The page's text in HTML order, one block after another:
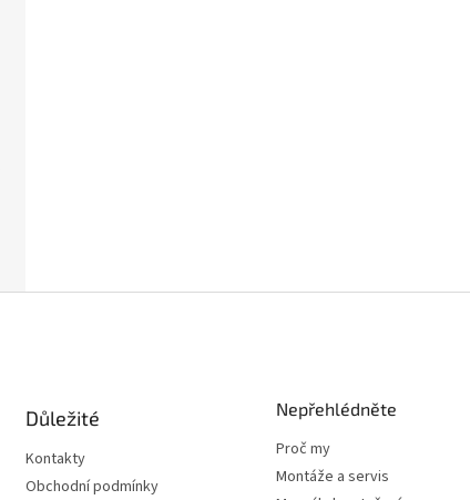
Důležité
Kontakty
Obchodní podmínky
Nepřehlédněte
Proč my
Montáže a servis